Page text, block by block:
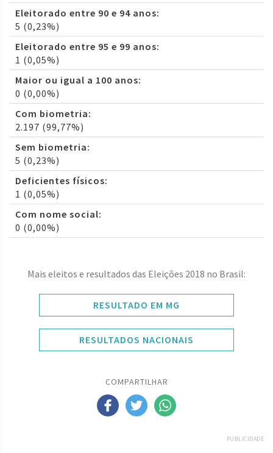
Eleitorado entre 90 e 94 anos:
5 (0,23%)
Eleitorado entre 95 e 99 anos:
1 (0,05%)
Maior ou igual a 100 anos:
0 (0,00%)
Com biometria:
2.197 (99,77%)
Sem biometria:
5 (0,23%)
Deficientes físicos:
1 (0,05%)
Com nome social:
0 (0,00%)
Mais eleitos e resultados das Eleições 2018 no Brasil:
RESULTADO EM MG
RESULTADOS NACIONAIS
COMPARTILHAR
PUBLICIDADE